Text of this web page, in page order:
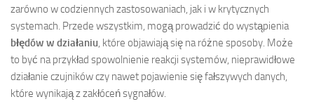
zarówno w codziennych zastosowaniach, jak i w krytycznych
systemach. Przede wszystkim, mogą prowadzić do wystąpienia
błędów w działaniu, które objawiają się na różne sposoby. Może
to być na przykład spowolnienie reakcji systemów, nieprawidłowe
działanie czujników czy nawet pojawienie się fałszywych danych,
które wynikają z zakłóceń sygnałów.